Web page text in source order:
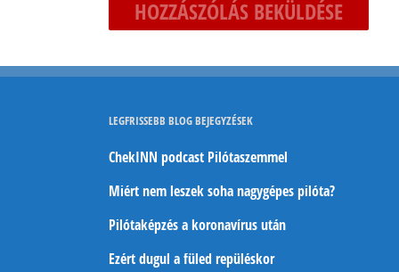
LEGFRISSEBB BLOG BEJEGYZÉSEK
ChekINN podcast Pilótaszemmel
Miért nem leszek soha nagygépes pilóta?
Pilótaképzés a koronavírus után
Ezért dugul a füled repüléskor